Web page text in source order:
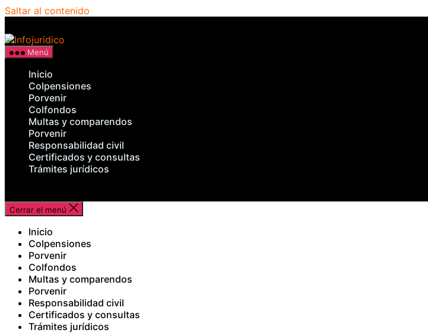
Saltar al contenido
Menú
Inicio
Colpensiones
Porvenir
Colfondos
Multas y comparendos
Porvenir
Responsabilidad civil
Certificados y consultas
Trámites jurídicos
Cerrar el menú
Inicio
Colpensiones
Porvenir
Colfondos
Multas y comparendos
Porvenir
Responsabilidad civil
Certificados y consultas
Trámites jurídicos